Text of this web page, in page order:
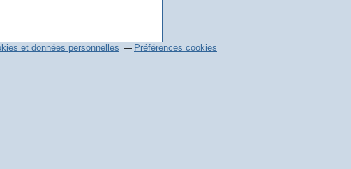
et données personnelles Préférences cookies